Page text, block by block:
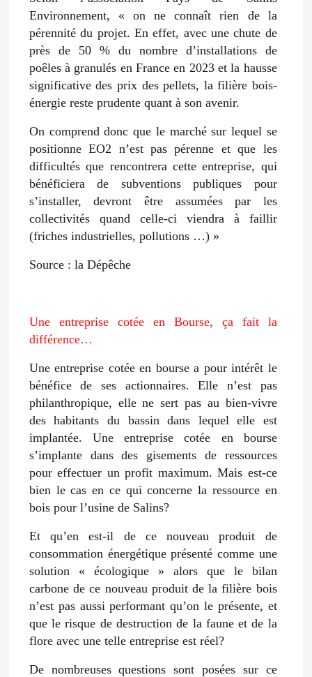
Environnement, « on ne connaît rien de la
pérennité du projet. En effet, avec une chute de
près de 50 % du nombre d’installations de
poêles à granulés en France en 2023 et la hausse
significative des prix des pellets, la filière bois-
énergie reste prudente quant à son avenir.
On comprend donc que le marché sur lequel se
positionne EO2 n’est pas pérenne et que les
difficultés que rencontrera cette entreprise, qui
bénéficiera de subventions publiques pour
s’installer, devront être assumées par les
collectivités quand celle-ci viendra à faillir
(friches industrielles, pollutions …) »
Source : la Dépêche
Une entreprise cotée en Bourse, ça fait la
différence…
Une entreprise cotée en bourse a pour intérêt le
bénéfice de ses actionnaires. Elle n’est pas
philanthropique, elle ne sert pas au bien-vivre
des habitants du bassin dans lequel elle est
implantée. Une entreprise cotée en bourse
s’implante dans des gisements de ressources
pour effectuer un profit maximum. Mais est-ce
bien le cas en ce qui concerne la ressource en
bois pour l’usine de Salins?
Et qu’en est-il de ce nouveau produit de
consommation énergétique présenté comme une
solution « écologique » alors que le bilan
carbone de ce nouveau produit de la filière bois
n’est pas aussi performant qu’on le présente, et
que le risque de destruction de la faune et de la
flore avec une telle entreprise est réel?
De nombreuses questions sont posées sur ce